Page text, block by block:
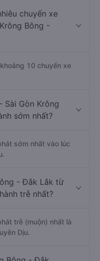
chuyến xe
Bông -
10 chuyến xe
Sài Gòn Krông
sớm nhất?
sớm nhất vào lúc
- Đắk Lắk từ
trễ nhất?
trễ (muộn) nhất là
Dịu.